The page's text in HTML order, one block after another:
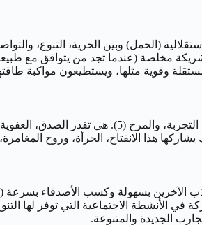
مخلصة (عندما تجد من يتوافق مع
وقوية مثلها، ويستطيعون مواكبة
حياتها الجنسية تمزج بين شغف الحمل الناري
هذا الانفتاح، الجرأة، وروح
الأنشطة الاجتماعية التي توفر لها
الجديدة والمتنوعة.